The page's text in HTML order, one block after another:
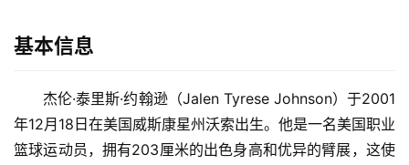
基本信息
杰伦·泰里斯·约翰逊（Jalen Tyrese Johnson）于2001
年12月18日在美国威斯康星州沃索出生。他是一名美国职业
篮球运动员，拥有203厘米的出色身高和优异的臂展，这使